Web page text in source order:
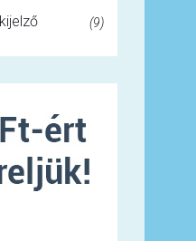
(9)